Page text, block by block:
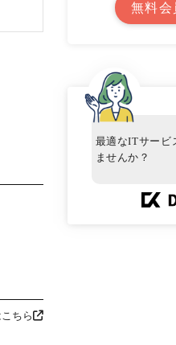
ちら
無料会
最適なITサービ
ませんか？